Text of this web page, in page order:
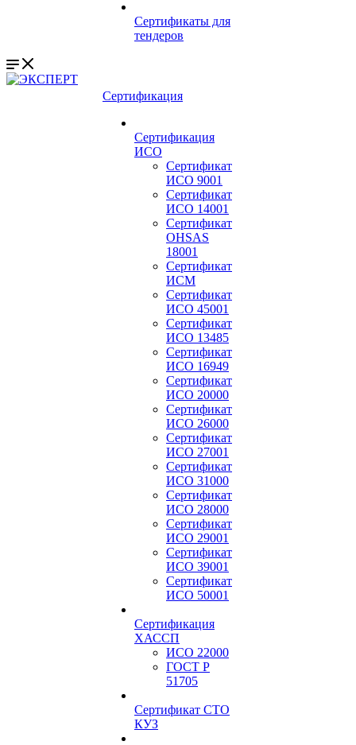
Сертификаты для
тендеров
Сертификация
Сертификация
ИСО
Сертификат
ИСО 9001
Сертификат
ИСО 14001
Сертификат
OHSAS
18001
Сертификат
ИСМ
Сертификат
ИСО 45001
Сертификат
ИСО 13485
Сертификат
ИСО 16949
Сертификат
ИСО 20000
Сертификат
ИСО 26000
Сертификат
ИСО 27001
Сертификат
ИСО 31000
Сертификат
ИСО 28000
Сертификат
ИСО 29001
Сертификат
ИСО 39001
Сертификат
ИСО 50001
Сертификация
ХАССП
ИСО 22000
ГОСТ Р
51705
Сертификат СТО
КУЗ